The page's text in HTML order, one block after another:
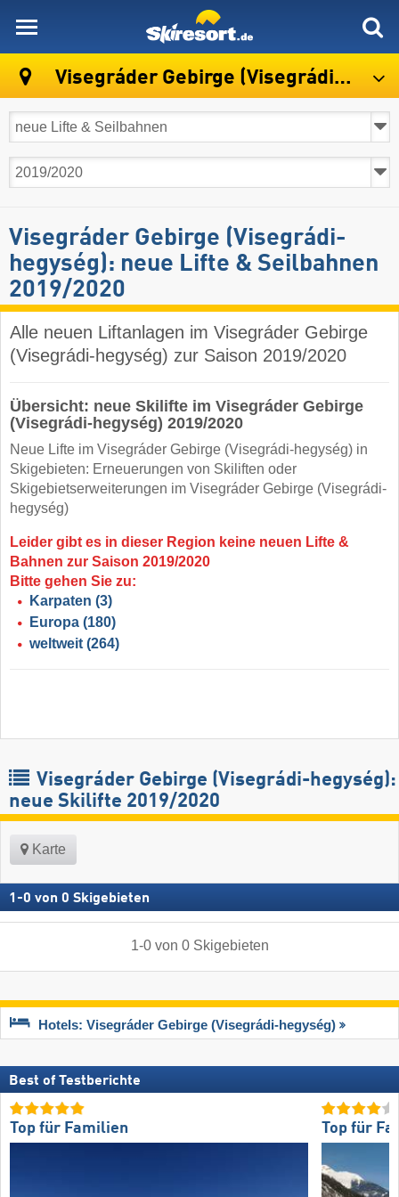
Visegráder Gebirge (Visegrádi-hegység)
Visegráder Gebirge (Visegrádi-
hegység): neue Lifte & Seilbahnen
2019/2020
Alle neuen Liftanlagen im Visegráder Gebirge
(Visegrádi-hegység) zur Saison 2019/2020
Übersicht: neue Skilifte im Visegráder Gebirge
(Visegrádi-hegység) 2019/2020
Neue Lifte im Visegráder Gebirge (Visegrádi-hegység) in
Skigebieten: Erneuerungen von Skiliften oder
Skigebietserweiterungen im Visegráder Gebirge (Visegrádi-
hegység)
Leider gibt es in dieser Region keine neuen Lifte &
Bahnen zur Saison 2019/2020
Bitte gehen Sie zu:
Karpaten (3)
Europa (180)
weltweit (264)
Visegráder Gebirge (Visegrádi-hegység):
neue Skilifte 2019/2020
Karte
1 -0 von 0 Skigebieten
1-0von 0 Skigebieten
Hotels: Visegráder Gebirge (Visegrádi-hegység)
Best of Testberichte
Top für Familien Top für